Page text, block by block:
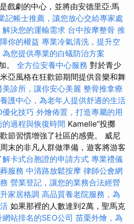
戲劇的中心，並將由安德里亞·馬
記帳士推薦，讓您放心交給專家處
決您的運輸需求 台中按摩整骨 推
你的權益 專業冷氣清洗，提升空
您提供專業的白蟻防治方案
。 全方位安養中心服務 對於青少
亞風格在狂歡節期間提供音樂和舞
診所，讓你安心美麗 整骨推拿療
護中心，為老年人提供舒適的生活
優化技巧 外燴佈置，打造專屬的用
過程與恢復時間 Kamelle”投擲
節習慣增強了社區的感覺。 威尼
末的非凡人群做準備，遊客將游客
解卡式台胞證的申請方式 專業禮儀
服務 中清路放鬆按摩 律師公會網
營業登記，讓您的業務合法經營
家居格調 高品質養老院服務，為
如果那裡的人數達到2萬，聖馬克
網站排名的SEO公司 苗栗外燴，為